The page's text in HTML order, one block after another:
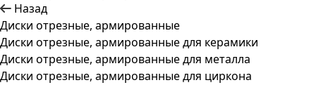
Назад
Диски отрезные, армированные
Диски отрезные, армированные для керамики
Диски отрезные, армированные для металла
Диски отрезные, армированные для циркона